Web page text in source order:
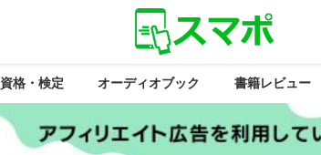
資格・検定 オーディオブック 書籍レビュー